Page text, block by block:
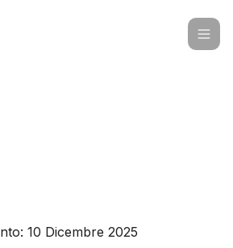
10 Dicembre 2025